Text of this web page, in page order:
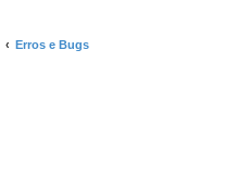
Erros e Bugs